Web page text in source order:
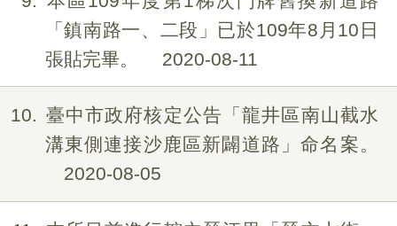
「鎮南路一、二段」已於109年8月10日
張貼完畢。
2020-08-11
10
臺中市政府核定公告「龍井區南山截水
溝東側連接沙鹿區新闢道路」命名案。
2020-08-05